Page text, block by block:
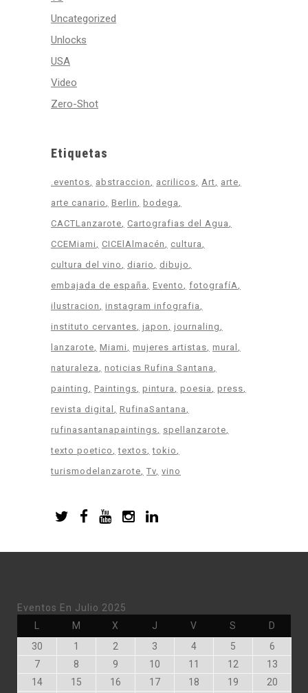
Uncategorized
Unlocks
USA
Video
Zero-Shot
Etiquetas
.eventos abstraccion acrilicos Art
arte
arte canario
Berlin
bodega
CACTLanzarote
Cartografias del Agua
CCEMiami
CICElAlmacén
cultura
cultura del vino
diario
dibujo
embajada de españa
Evento
fotografíA
ilustracion
instagram infografia
instituto cervantes japon
journaling
lanzarote Miami mujeres artistas mural
naturaleza
noticias Rufina Santana
painting
Paintings pintura poesia
press
revista digital
RufinaSantana
rufinasantanapaintings
spellanzarote
texto poetico
textos tokio
turismodelanzarote Tv vino
Eventos En Julio 2025
MMartes X Miércoles
JJueves VViernes S D
30
30,
1
1,
2
2,
3
3,
2025
4Julio
4,
2025
5
5,
2025
6Julio
6,
2025
7Julio
7,
2025
8
8,
2025
9
9,
2025
10
10,
11
11,
12
12,
13Julio
13,
2025
14Julio
15 16 17Julio
18 19 20Julio